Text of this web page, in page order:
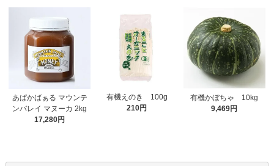
あぱかばぁる マウンテ
ンバレイ マヌーカ 2kg
17,280円
有機えのき 100g
210円
有機かぼちゃ 10kg
9,469円